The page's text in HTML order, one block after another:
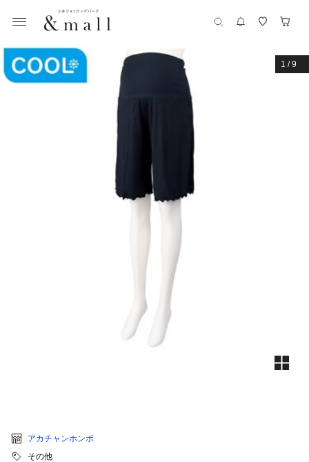
1 /9
アカチャンホンポ
その他